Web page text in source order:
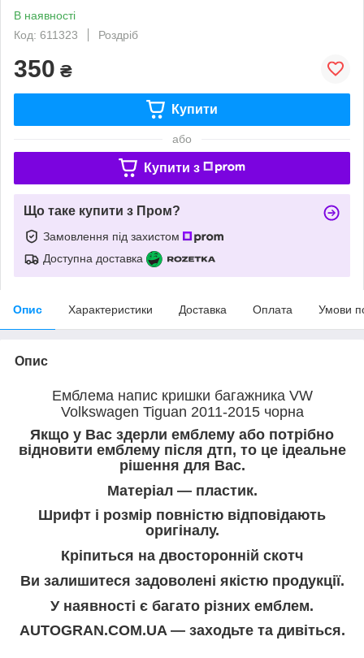
В наявності
Код: 611323
Роздріб
350 ₴
Купити
або
Купити з
Що таке купити з Пром?
Замовлення під захистом
Доступна доставка
Опис Характеристики Доставка Оплата Умови
Опис
Емблема напис кришки багажника VW
Volkswagen Tiguan 2011-2015 чорна
Якщо у Вас здерли емблему або потрібно
відновити емблему після дтп, то це ідеальне
рішення для Вас.
Матеріал — пластик.
Шрифт і розмір повністю відповідають
оригіналу.
Кріпиться на двосторонній скотч
Ви залишитеся задоволені якістю продукції.
У наявності є багато різних емблем.
AUTOGRAN.COM.UA — заходьте та дивіться.